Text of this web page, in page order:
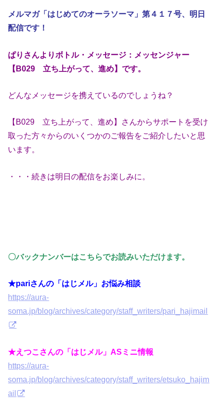
メルマガ「はじめてのオーラソーマ」第４１７号、明日
配信です！
ぱりさんよりボトル・メッセージ： メッセンジャー
【B029 立ち上がって、進め】です。
どんなメッセージを携えているのでしょうね？
【B029 立ち上がって、進め】さんからサポートを受け
取った方々からのいくつかのご報告をご紹介したいと思
います。
・・・続きは明日の配信をお楽しみに。
〇バックナンバーはこちらでお読みいただけます。
★pariさんの「はじメル」お悩み相談
https://aura-
soma.jp/blog/archives/category/staff_writers/pari_hajimail
★えつこさんの「はじメル」ASミニ情報
https://aura-
soma.jp/blog/archives/category/staff_writers/etsuko_hajim
ail